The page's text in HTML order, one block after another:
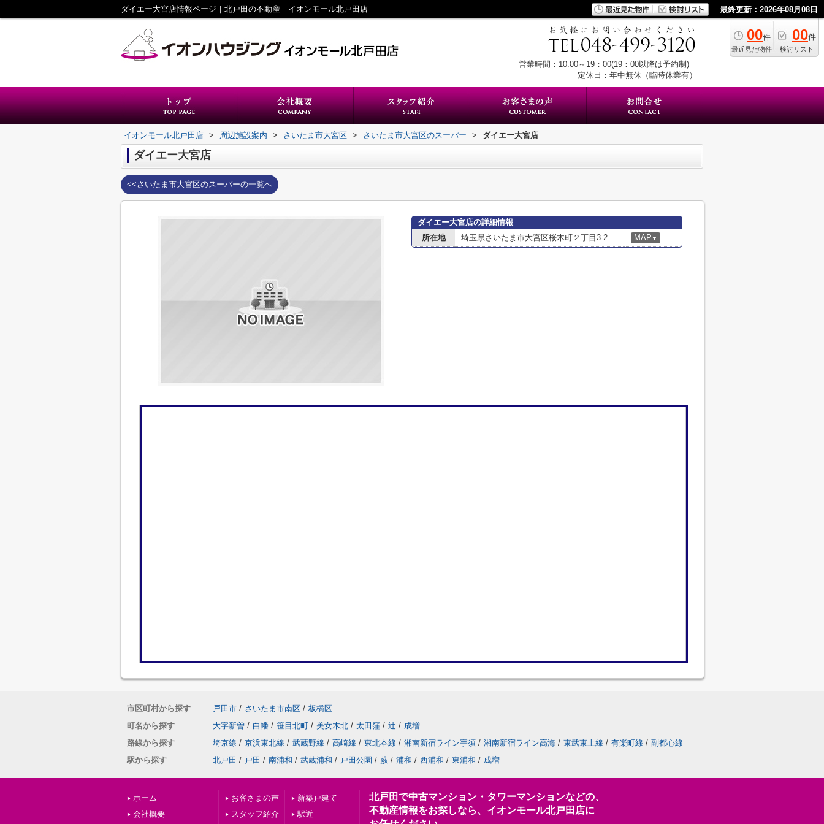
ダイエー大宮店情報ページ｜北戸田の不動産｜イオンモール北戸田店 最終更新：2026年08月08日
00件
最近見た物件
00件
検討リスト
営業時間：10:00～19：00(19：00以降は予約制)
定休日：年中無休（臨時休業有）
イオンモール北戸田店 > 周辺施設案内 > さいたま市大宮区 > さいたま市大宮区のスーパー > ダイエー大宮店
ダイエー大宮店
<<さいたま市大宮区のスーパーの一覧へ
ダイエー大宮店の詳細情報
所在地
埼玉県さいたま市大宮区桜木町２丁目3-2 MAP ▼
市区町村から探す 戸田市 / さいたま市南区 / 板橋区
町名から探す
大字新曽 / 白幡 / 笹目北町 / 美女木北 / 太田窪 / 辻 / 成増
路線から探す
埼京線 / 京浜東北線 / 武蔵野線 / 高崎線 / 東北本線 / 湘南新宿ライン宇須 / 湘南新宿ライン高海 / 東武東上線 / 有楽町線 / 副都心線
駅から探す
北戸田 / 戸田 / 南浦和 / 武蔵浦和 / 戸田公園 / 蕨 / 浦和 / 西浦和 / 東浦和 / 成増
ホーム
会社概要
お客さまの声
スタッフ紹介
新築戸建て
駅近
北戸田で中古マンション・タワーマンションなどの、
不動産情報をお探しなら、イオンモール北戸田店に